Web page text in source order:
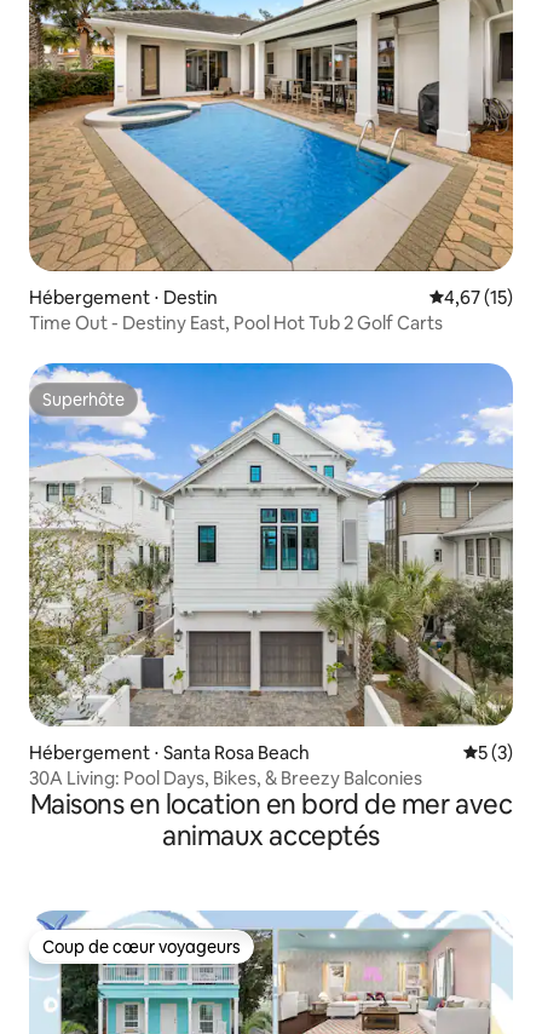
Hébergement ⋅ Destin Évaluation
4,67 (15)
Time Out - Destiny East, Pool Hot Tub 2 Golf Carts
Superhôte
Superhôte
Hébergement ⋅ Santa Rosa Beach
5 (3)
30A Living: Pool Days, Bikes, & Breezy Balconies
Maisons en location en bord de mer avec
animaux acceptés
Coup de cœur voyageurs
Coup de cœur voyageurs